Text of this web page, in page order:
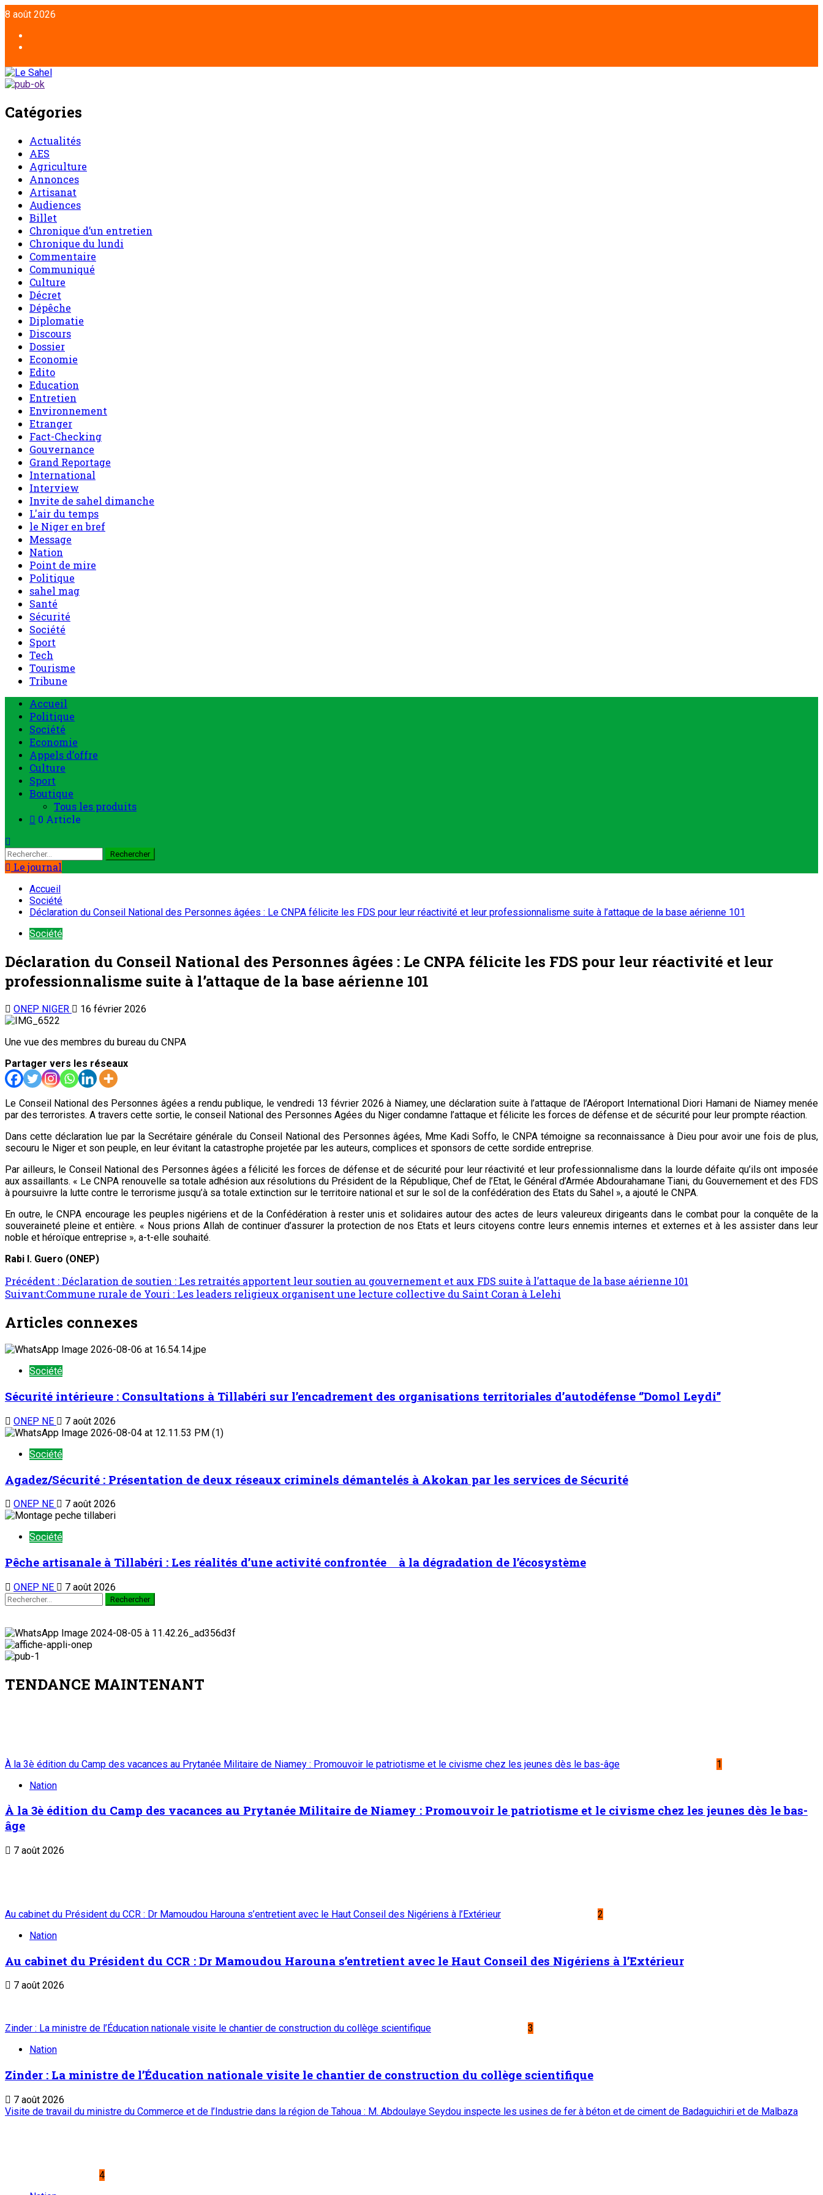
8 août 2026
Catégories
Actualités
AES
Agriculture
Annonces
Artisanat
Audiences
Billet
Chronique d’un entretien
Chronique du lundi
Commentaire
Communiqué
Culture
Décret
Dépêche
Diplomatie
Discours
Dossier
Economie
Edito
Education
Entretien
Environnement
Etranger
Fact-Checking
Gouvernance
Grand Reportage
International
Interview
Invite de sahel dimanche
L'air du temps
le Niger en bref
Message
Nation
Point de mire
Politique
sahel mag
Santé
Sécurité
Société
Sport
Tech
Tourisme
Tribune
Accueil
Politique
Société
Economie
Appels d’offre
Culture
Sport
Boutique
Tous les produits
0 Article
Le journal
Accueil
Société
Déclaration du Conseil National des Personnes âgées : Le CNPA félicite les FDS pour leur réactivité et leur professionnalisme suite à l’attaque de la base aérienne 101
Société
Déclaration du Conseil National des Personnes âgées : Le CNPA félicite les FDS pour leur réactivité et leur
professionnalisme suite à l’attaque de la base aérienne 101
ONEP NIGER 16 février 2026
Une vue des membres du bureau du CNPA
Partager vers les réseaux
Le Conseil National des Personnes âgées a rendu publique, le vendredi 13 février 2026 à Niamey, une déclaration suite à l’attaque de l’Aéroport International Diori Hamani de Niamey menée
par des terroristes. A travers cette sortie, le conseil National des Personnes Agées du Niger condamne l’attaque et félicite les forces de défense et de sécurité pour leur prompte réaction.
Dans cette déclaration lue par la Secrétaire générale du Conseil National des Personnes âgées, Mme Kadi Soffo, le CNPA témoigne sa reconnaissance à Dieu pour avoir une fois de plus,
secouru le Niger et son peuple, en leur évitant la catastrophe projetée par les auteurs, complices et sponsors de cette sordide entreprise.
Par ailleurs, le Conseil National des Personnes âgées a félicité les forces de défense et de sécurité pour leur réactivité et leur professionnalisme dans la lourde défaite qu’ils ont imposée
aux assaillants. « Le CNPA renouvelle sa totale adhésion aux résolutions du Président de la République, Chef de l’Etat, le Général d’Armée Abdourahamane Tiani, du Gouvernement et des FDS
à poursuivre la lutte contre le terrorisme jusqu’à sa totale extinction sur le territoire national et sur le sol de la confédération des Etats du Sahel », a ajouté le CNPA.
En outre, le CNPA encourage les peuples nigériens et de la Confédération à rester unis et solidaires autour des actes de leurs valeureux dirigeants dans le combat pour la conquête de la
souveraineté pleine et entière. « Nous prions Allah de continuer d’assurer la protection de nos Etats et leurs citoyens contre leurs ennemis internes et externes et à les assister dans leur
noble et héroïque entreprise », a-t-elle souhaité.
Rabi I. Guero (ONEP)
Précédent :Déclaration de soutien : Les retraités apportent leur soutien au gouvernement et aux FDS suite à l’attaque de la base aérienne 101
Suivant:Commune rurale de Youri : Les leaders religieux organisent une lecture collective du Saint Coran à Lelehi
Articles connexes
Société
Sécurité intérieure : Consultations à Tillabéri sur l’encadrement des organisations territoriales d’autodéfense ‘’Domol Leydi’’
ONEP NE 7 août 2026
Société
Agadez/Sécurité : Présentation de deux réseaux criminels démantelés à Akokan par les services de Sécurité
ONEP NE 7 août 2026
Société
Pêche artisanale à Tillabéri : Les réalités d’une activité confrontée à la dégradation de l’écosystème
ONEP NE 7 août 2026
TENDANCE MAINTENANT
À la 3è édition du Camp des vacances au Prytanée Militaire de Niamey : Promouvoir le patriotisme et le civisme chez les jeunes dès le bas-âge
1
Nation
À la 3è édition du Camp des vacances au Prytanée Militaire de Niamey : Promouvoir le patriotisme et le civisme chez les jeunes dès le bas-
âge
7 août 2026
Au cabinet du Président du CCR : Dr Mamoudou Harouna s’entretient avec le Haut Conseil des Nigériens à l’Extérieur
2
Nation
Au cabinet du Président du CCR : Dr Mamoudou Harouna s’entretient avec le Haut Conseil des Nigériens à l’Extérieur
7 août 2026
Zinder : La ministre de l’Éducation nationale visite le chantier de construction du collège scientifique
3
Nation
Zinder : La ministre de l’Éducation nationale visite le chantier de construction du collège scientifique
7 août 2026
Visite de travail du ministre du Commerce et de l’Industrie dans la région de Tahoua : M. Abdoulaye Seydou inspecte les usines de fer à béton et de ciment de Badaguichiri et de Malbaza
4